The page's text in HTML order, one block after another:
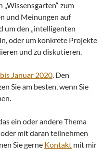
„Wissensgarten“ zum
und Meinungen auf
um den „intelligenten
oder um konkrete Projekte
und zu diskutieren.
Januar 2020. Den
Sie am besten, wenn Sie
ein oder andere Thema
mit daran teilnehmen
Sie gerne Kontakt mit mir